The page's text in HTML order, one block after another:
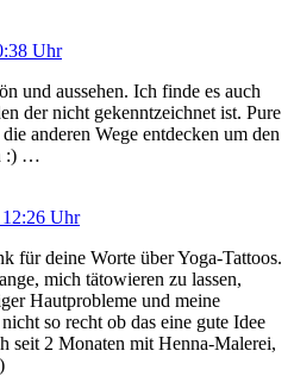
Uhr
und aussehen. Ich finde es auch
der nicht gekenntzeichnet ist. Pure
anderen Wege entdecken um den
:) …
12:26 Uhr
für deine Worte über Yoga-Tattoos.
mich tätowieren zu lassen,
Hautprobleme und meine
so recht ob das eine gute Idee
seit 2 Monaten mit Henna-Malerei,